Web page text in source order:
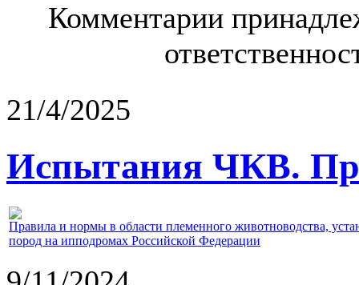
Комментарии
21/4/2025
Испытания ЧКВ.
Правила и нормы в области племенного животноводства,
пород на ипподромах Российской Федерации